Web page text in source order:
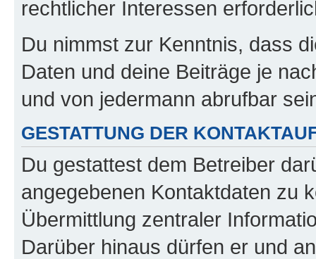
rechtlicher Interessen
Du nimmst zur Kenntnis, dass
Daten und deine Beiträge je
und von jedermann abrufbar
GESTATTUNG DER
Du gestattest dem Betreiber
angegebenen Kontaktdaten zu
Übermittlung zentraler
Darüber hinaus dürfen er und